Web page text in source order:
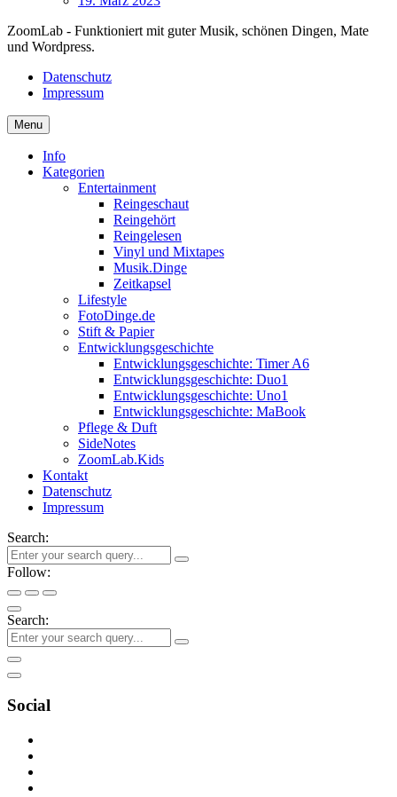
ZoomLab - Funktioniert mit guter Musik, schönen Dingen, Mate
und Wordpress.
Datenschutz
Impressum
Menu
Info
Kategorien
Entertainment
Reingeschaut
Reingehört
Reingelesen
Vinyl und Mixtapes
Musik.Dinge
Zeitkapsel
Lifestyle
FotoDinge.de
Stift & Papier
Entwicklungsgeschichte
Entwicklungsgeschichte: Timer A6
Entwicklungsgeschichte: Duo1
Entwicklungsgeschichte: Uno1
Entwicklungsgeschichte: MaBook
Pflege & Duft
SideNotes
ZoomLab.Kids
Kontakt
Datenschutz
Impressum
Search:
Follow:
Search:
Social